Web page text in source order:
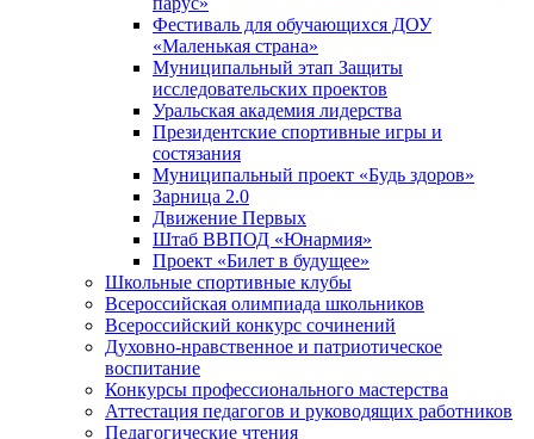
Фестиваль для обучающихся ДОУ
«Маленькая страна»
Муниципальный этап Защиты
исследовательских проектов
Уральская академия лидерства
Президентские спортивные игры и
состязания
Муниципальный проект «Будь здоров»
Зарница 2.0
Движение Первых
Штаб ВВПОД «Юнармия»
Проект «Билет в будущее»
Школьные спортивные клубы
Всероссийская олимпиада школьников
Всероссийский конкурс сочинений
Духовно-нравственное и патриотическое
воспитание
Конкурсы профессионального мастерства
Аттестация педагогов и руководящих работников
Педагогические чтения